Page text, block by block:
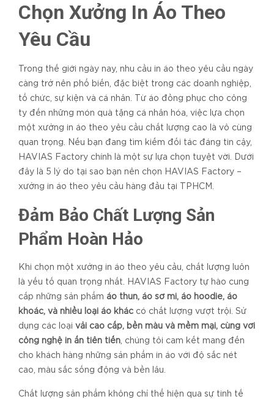
Chọn Xưởng In Áo Theo
Yêu Cầu
Trong thế giới ngày nay, nhu cầu in áo theo yêu cầu ngày
càng trở nên phổ biến, đặc biệt trong các doanh nghiệp,
tổ chức, sự kiện và cá nhân. Từ áo đồng phục cho công
ty đến những món quà tặng cá nhân hóa, việc lựa chọn
một xưởng in áo theo yêu cầu chất lượng cao là vô cùng
quan trọng. Nếu bạn đang tìm kiếm đối tác đáng tin cậy,
HAVIAS Factory chính là một sự lựa chọn tuyệt vời. Dưới
đây là 5 lý do tại sao bạn nên chọn HAVIAS Factory –
xưởng in áo theo yêu cầu hàng đầu tại TPHCM.
Đảm Bảo Chất Lượng Sản
Phẩm Hoàn Hảo
Khi chọn một xưởng in áo theo yêu cầu, chất lượng luôn
là yếu tố quan trọng nhất. HAVIAS Factory tự hào cung
cấp những sản phẩm áo thun, áo sơ mi, áo hoodie, áo
khoác, và nhiều loại áo khác có chất lượng vượt trội. Sử
dụng các loại vải cao cấp, bền màu và mềm mại, cùng với
công nghệ in ấn tiên tiến , chúng tôi cam kết mang đến
cho khách hàng những sản phẩm in áo với độ sắc nét
cao, màu sắc sống động và bền lâu.
Chất lượng sản phẩm không chỉ thể hiện qua sự tinh tế